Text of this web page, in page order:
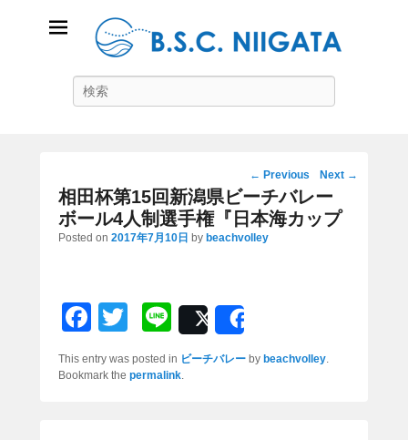
B.S.C Niigata
ビーチスポーツコミュニティ新潟
Post
navigation
← Previous Next →
相田杯第15回新潟県ビーチバレー
ボール4人制選手権『日本海カップ
Posted on 2017年7月10日 by beachvolley
F
a
c
wi
tt
Li
n
e
Post
This entry was posted in ビーチバレー by beachvolley.
Bookmark the permalink.